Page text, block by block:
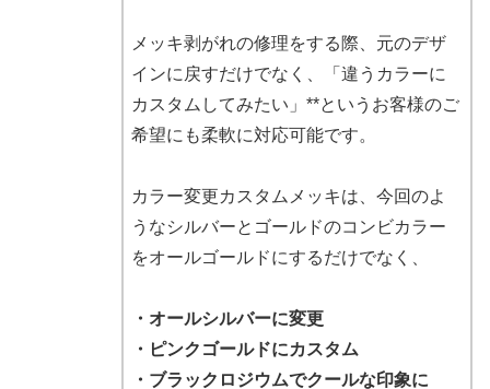
メッキ剥がれの修理をする際、元のデザ
インに戻すだけでなく、「違うカラーに
カスタムしてみたい」**というお客様のご
希望にも柔軟に対応可能です。
カラー変更カスタムメッキは、今回のよ
うなシルバーとゴールドのコンビカラー
をオールゴールドにするだけでなく、
・オールシルバーに変更
・ピンクゴールドにカスタム
・ブラックロジウムでクールな印象に